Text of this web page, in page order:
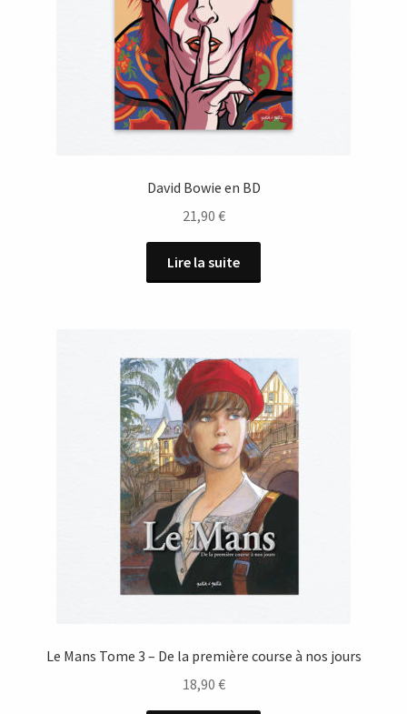
David Bowie en BD
21,90 €
Lire la suite
Le Mans Tome 3 – De la première course à nos jours
18,90 €